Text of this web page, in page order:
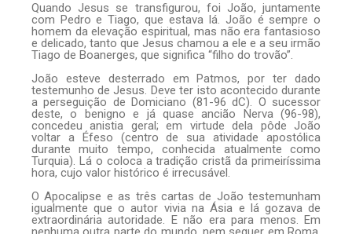
Quando Jesus se transfigurou, foi João, juntamente
com Pedro e Tiago, que estava lá. João é sempre o
homem da elevação espiritual, mas não era fantasioso
e delicado, tanto que Jesus chamou a ele e a seu irmão
Tiago de Boanerges, que significa “filho do trovão”.
João esteve desterrado em Patmos, por ter dado
testemunho de Jesus. Deve ter isto acontecido durante
a perseguição de Domiciano (81-96 dC). O sucessor
deste, o benigno e já quase ancião Nerva (96-98),
concedeu anistia geral; em virtude dela pôde João
voltar a Éfeso (centro de sua atividade apostólica
durante muito tempo, conhecida atualmente como
Turquia). Lá o coloca a tradição cristã da primeiríssima
hora, cujo valor histórico é irrecusável.
O Apocalipse e as três cartas de João testemunham
igualmente que o autor vivia na Ásia e lá gozava de
extraordinária autoridade. E não era para menos. Em